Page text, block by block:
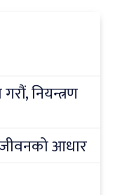
नियन्त्रण
आधार